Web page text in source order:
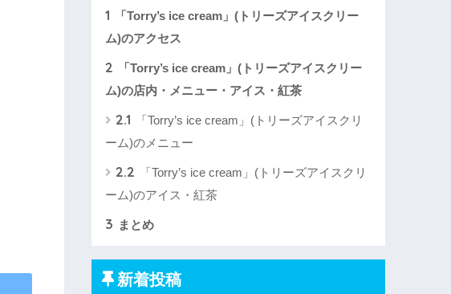
1
「Torry’s ice cream」(トリーズアイスクリー
ム)のアクセス
2
「Torry’s ice cream」(トリーズアイスクリー
ム)の店内・メニュー・アイス・紅茶
2.1
「Torry’s ice cream」(トリーズアイスクリ
ーム)のメニュー
2.2
「Torry’s ice cream」(トリーズアイスクリ
ーム)のアイス・紅茶
3 まとめ
新着投稿